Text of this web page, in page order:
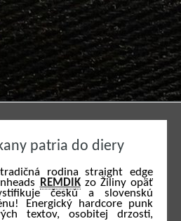
patria do diery
rodina straight edge
REMDIKzo Žiliny opäť
českú a slovenskú
Energický hardcore punk
textov, osobitej drzosti,